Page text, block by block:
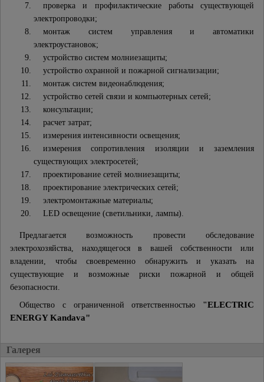
проверка и профилактические работы существующей
электропроводки;
монтаж систем управления и автоматики
электроустановок;
устройство систем молниезащиты;
устройство охранной и пожарной сигнализации;
монтаж систем видеонаблюдения;
устройство сетей связи и компьютерных сетей;
консультации;
расчет затрат;
измерения интенсивности освещения;
измерения сопротивления изоляции и заземления
существующих электросетей;
проектирование сетей молниезащиты;
проектирование электрических сетей;
электромонтажные материалы;
LED освещение (светильники, лампы).
Предлагается возможность провести обследование
электрохозяйства, находящегося в вашей собственности или
владении, чтобы своевременно обнаружить и указать на
существующие и возможные риски пожарной и общей
безопасности.
Общество с ограниченной ответственностью "ELECTRIC
ENERGY Kandava"
Галерея